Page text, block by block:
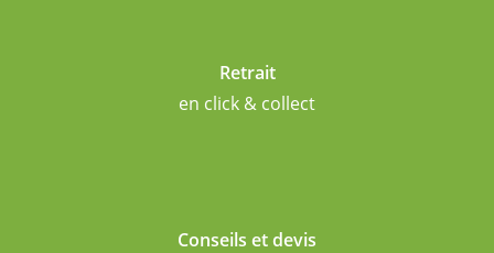
Retrait
en click & collect
Conseils et devis